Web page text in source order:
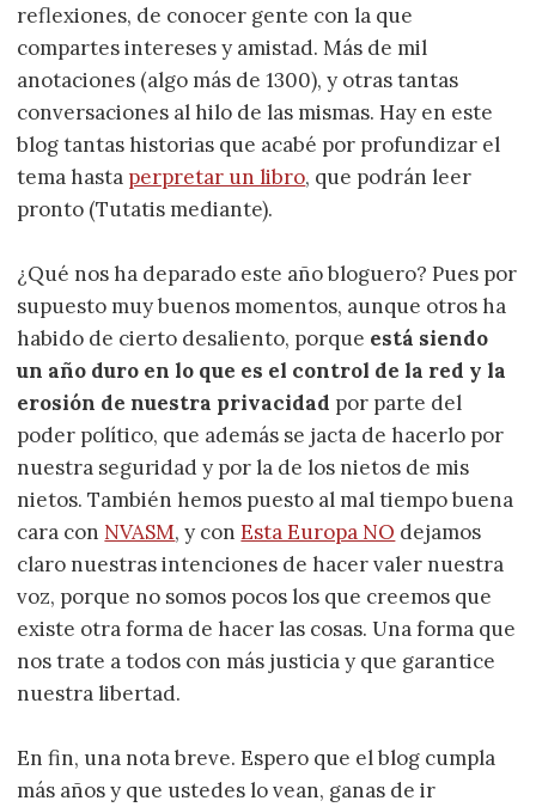
reflexiones, de conocer gente con la que
compartes intereses y amistad. Más de mil
anotaciones (algo más de 1300), y otras tantas
conversaciones al hilo de las mismas. Hay en este
blog tantas historias que acabé por profundizar el
tema hasta perpretar un libro, que podrán leer
pronto (Tutatis mediante).
¿Qué nos ha deparado este año bloguero? Pues por
supuesto muy buenos momentos, aunque otros ha
habido de cierto desaliento, porque está siendo
un año duro en lo que es el control de la red y la
erosión de nuestra privacidad por parte del
poder político, que además se jacta de hacerlo por
nuestra seguridad y por la de los nietos de mis
nietos. También hemos puesto al mal tiempo buena
cara con NVASM, y conEsta Europa NO dejamos
claro nuestras intenciones de hacer valer nuestra
voz, porque no somos pocos los que creemos que
existe otra forma de hacer las cosas. Una forma que
nos trate a todos con más justicia y que garantice
nuestra libertad.
En fin, una nota breve. Espero que el blog cumpla
más años y que ustedes lo vean, ganas de ir